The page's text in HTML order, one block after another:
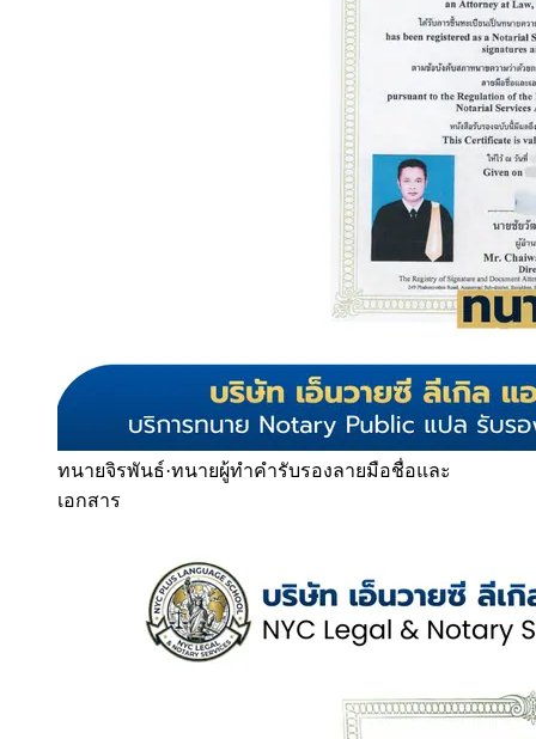
ทนายจิรพันธ์·ทนายผู้ทำคำรับรองลายมือชื่อและ
เอกสาร